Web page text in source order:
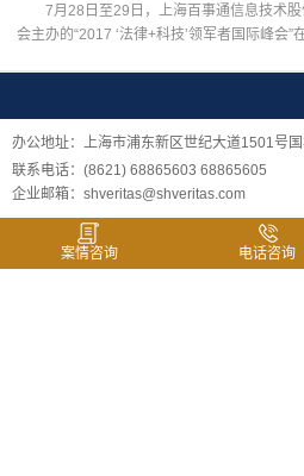
7月28日至29日，上海百事通信息技术股
会主办的“2017 ‘法律+科技’领军者国际峰会”
办公地址：上海市浦东新区世纪大道1501号
联系电话：(8621) 68865603 68865605
企业邮箱：shveritas@shveritas.com
案情咨询 电话咨询